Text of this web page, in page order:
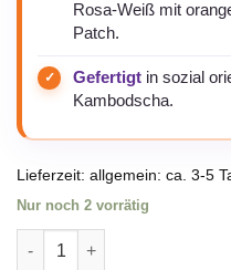
Rosa-Weiß mit
Patch.
Gefertigt in sozial
Kambodscha.
Lieferzeit: allgemein: ca. 3-5
Nur noch 2 vorrätig
Beadbags HA110 kleines